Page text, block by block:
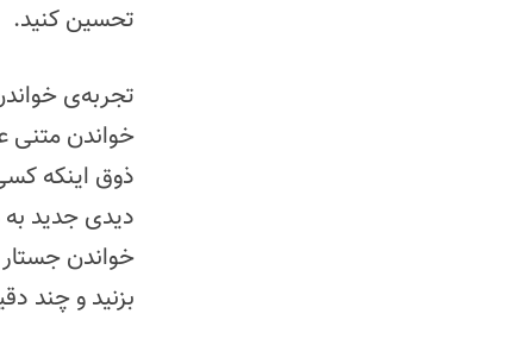
تحسین کنید.
تجربه‌ی
خواندن
ذوق اینکه
دیدی جدید
خواندن
بزنید و چند